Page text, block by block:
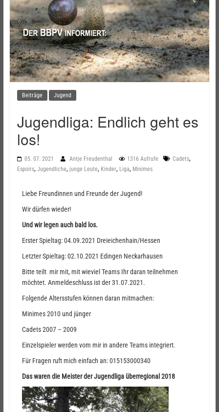
Beiträge Jugend
Jugendliga: Endlich geht es
los!
05. 07. 2021 Antje Freudenthal 1316 Aufrufe Cadets,
Espoirs, Jugendliche, junge Leute, Kinder, Liga, Minimes
Liebe Freundinnen und Freunde der Jugend!
Wir dürfen wieder!
Und wir legen auch bald los.
Erster Spieltag: 04.09.2021 Dreieichenhain/Hessen
Letzter Spieltag: 02.10.2021 Edingen Neckarhausen
Bitte teilt mir mit, mit wieviel Teams Ihr daran teilnehmen
möchtet. Anmeldeschluss ist der 31.07.2021.
Folgende Altersstufen können daran mitmachen:
Minimes 2010 und jünger
Cadets 2007 – 2009
Einzelspieler werden vom mir in andere Teams integriert.
Für Fragen ruft mich einfach an: 015153000340
Das waren die Meister der Jugendliga überregional 2018